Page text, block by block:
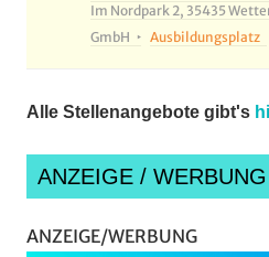
Im Nordpark 2, 35435
GmbH
Ausbildungsplatz
Alle Stellenangebote gibt's
ANZEIGE / WERBUNG
ANZEIGE/WERBUNG